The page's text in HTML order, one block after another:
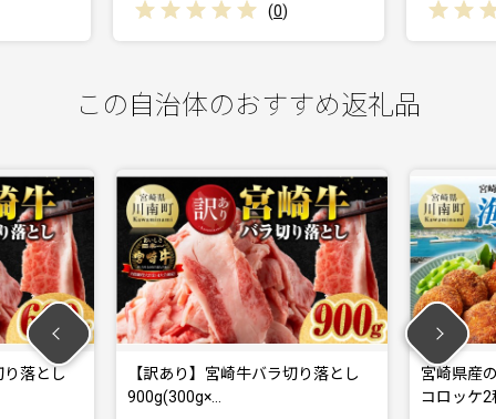
(0)
この自治体のおすすめ返礼品
落とし
【訳あり】宮崎牛バラ切り落とし
900g(300g×…
宮崎県産
コロッケ2